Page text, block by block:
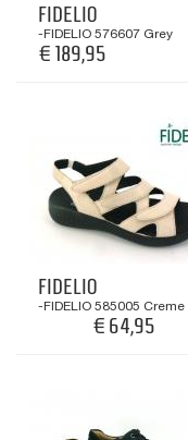
FIDELIO
-FIDELIO 576607 Grey
€ 189,95
FIDELIO
-FIDELIO 585005 Creme
€ 64,95